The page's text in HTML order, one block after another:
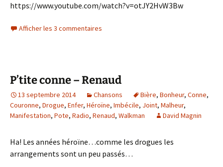
https://www.youtube.com/watch?v=otJY2HvW3Bw
Afficher les 3 commentaires
P’tite conne – Renaud
13 septembre 2014 Chansons Bière, Bonheur, Conne,
Couronne, Drogue, Enfer, Héroïne, Imbécile, Joint, Malheur,
Manifestation, Pote, Radio, Renaud, Walkman David Magnin
Ha! Les années héroïne…comme les drogues les
arrangements sont un peu passés…